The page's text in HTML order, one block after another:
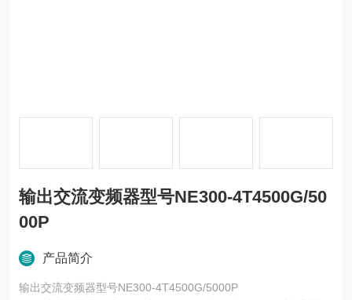
输出交流变频器型号NE300-4T4500G/50
00P
产品简介
输出交流变频器型号NE300-4T4500G/5000P